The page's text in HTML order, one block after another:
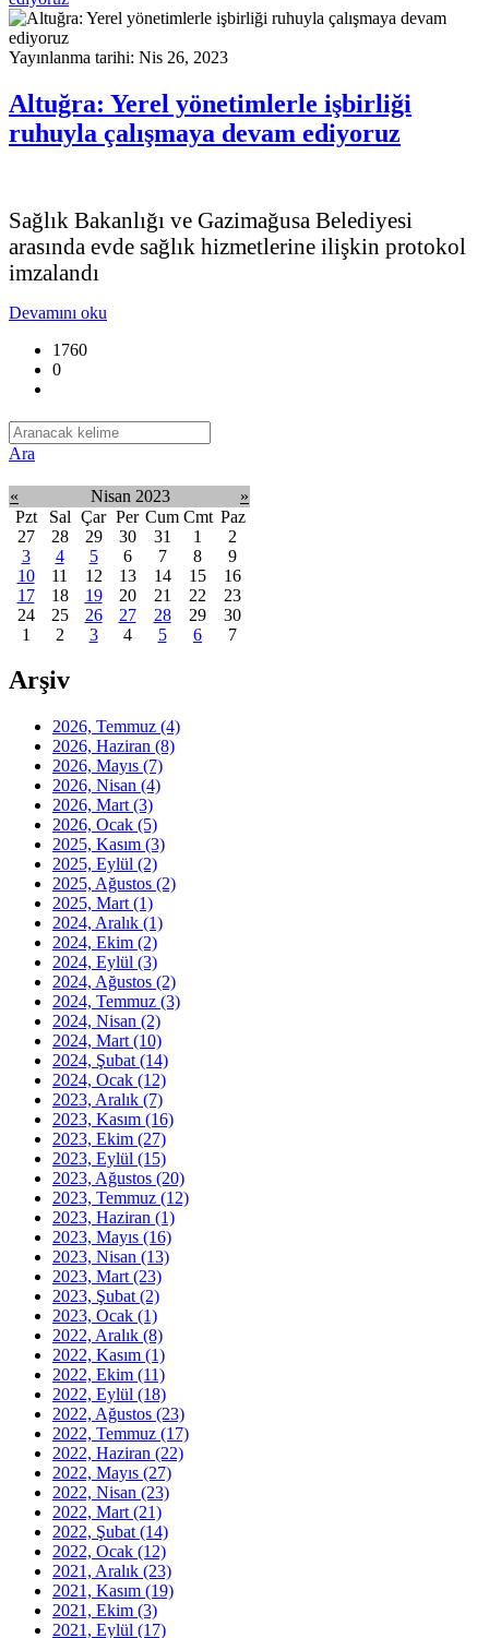
Yayınlanma tarihi: Nis 26, 2023
Altuğra: Yerel yönetimlerle işbirliği
ruhuyla çalışmaya devam ediyoruz
Sağlık Bakanlığı ve Gazimağusa Belediyesi
arasında evde sağlık hizmetlerine ilişkin protokol
imzalandı
Devamını oku
1760
0
Ara
« Nisan 2023
»
Pzt
Sal Çar Per Cum Cmt Paz
27
28 29 30 31 1
2
3
4 5 6 7 8
9
10
11 12 13 14 15
16
17
18 19 20 21 22
23
24
25 26 27 28 29
30
1
2 3 4 5 6 7
Arşiv
2026, Temmuz (4)
2026, Haziran (8)
2026, Mayıs (7)
2026, Nisan (4)
2026, Mart (3)
2026, Ocak (5)
2025, Kasım (3)
2025, Eylül (2)
2025, Ağustos (2)
2025, Mart (1)
2024, Aralık (1)
2024, Ekim (2)
2024, Eylül (3)
2024, Ağustos (2)
2024, Temmuz (3)
2024, Nisan (2)
2024, Mart (10)
2024, Şubat (14)
2024, Ocak (12)
2023, Aralık (7)
2023, Kasım (16)
2023, Ekim (27)
2023, Eylül (15)
2023, Ağustos (20)
2023, Temmuz (12)
2023, Haziran (1)
2023, Mayıs (16)
2023, Nisan (13)
2023, Mart (23)
2023, Şubat (2)
2023, Ocak (1)
2022, Aralık (8)
2022, Kasım (1)
2022, Ekim (11)
2022, Eylül (18)
2022, Ağustos (23)
2022, Temmuz (17)
2022, Haziran (22)
2022, Mayıs (27)
2022, Nisan (23)
2022, Mart (21)
2022, Şubat (14)
2022, Ocak (12)
2021, Aralık (23)
2021, Kasım (19)
2021, Ekim (3)
2021, Eylül (17)